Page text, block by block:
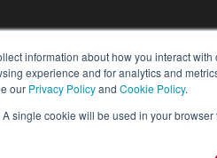
information about how you interact
experience and for analytics and
our Privacy Policyand Cookie Policy.
single cookie will be used in your